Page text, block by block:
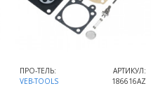
ПРО-ТЕЛЬ:
VEB-TOOLS
АРТИКУЛ:
186616AZ